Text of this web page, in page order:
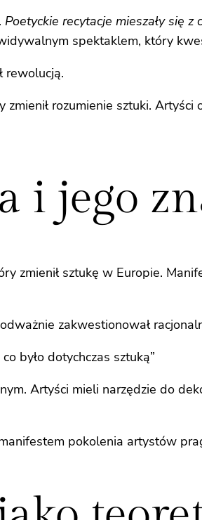
Poetyckie recytacje mieszały się
spektaklem, który
rewolucją.
zmienił rozumienie sztuki.
i jego
zmienił sztukę w Europie.
zakwestionował
było dotychczas sztuką”
Artyści mieli narzędzie do
pokolenia artystów